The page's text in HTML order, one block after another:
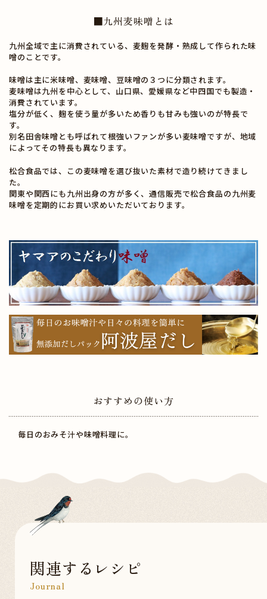
■九州麦味噌とは
九州全域で主に消費されている、麦麹を発酵・熟成して作られた味
噌のことです。
味噌は主に米味噌、麦味噌、豆味噌の３つに分類されます。
麦味噌は九州を中心として、山口県、愛媛県など中四国でも製造・
消費されています。
塩分が低く、麹を使う量が多いため香りも甘みも強いのが特長で
す。
別名田舎味噌とも呼ばれて根強いファンが多い麦味噌ですが、地域
によってその特長も異なります。
松合食品では、この麦味噌を選び抜いた素材で造り続けてきまし
た。
関東や関西にも九州出身の方が多く、通信販売で松合食品の九州麦
味噌を定期的にお買い求めいただいております。
おすすめの使い方
毎日のおみそ汁や味噌料理に。
関連するレシピ
Journal